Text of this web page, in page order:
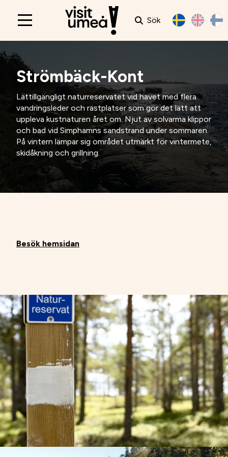
Main
Sök
Strömbäck-Kont
Lättillgängligt naturreservatet vid havet med flera
vandringsleder och rastplatser som gör det lätt att
uppleva kustnaturen året om. Njut av solvarma klippor
och bad vid Simphamns sandstrand under sommaren.
På vintern lämpar sig området utmärkt för vintermete,
skidåkning och grillning.
Besök hemsidan